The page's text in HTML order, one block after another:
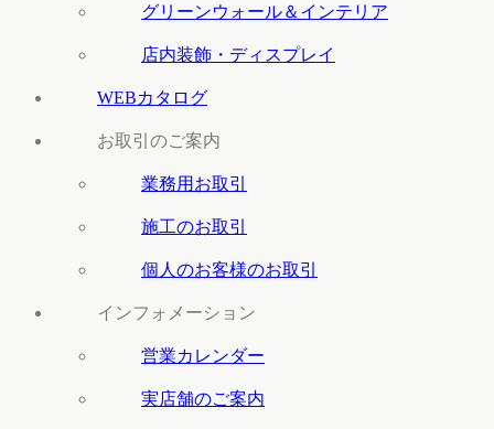
グリーンウォール＆インテリア
店内装飾・ディスプレイ
WEBカタログ
お取引のご案内
業務用お取引
施工のお取引
個人のお客様のお取引
インフォメーション
営業カレンダー
実店舗のご案内